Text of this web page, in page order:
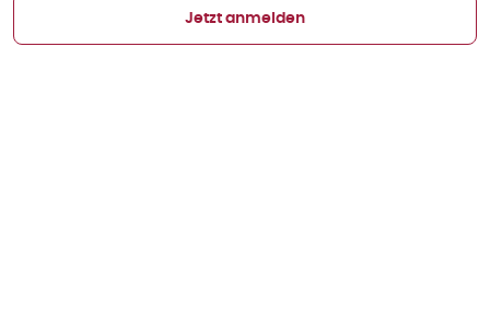
Jetzt anmelden